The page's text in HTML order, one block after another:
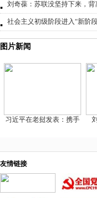
刘奇葆：苏联没坚持下来，
社会主义初级阶段进入“新阶
图片新闻
近平在老挝发表：携手 刘
友情链接